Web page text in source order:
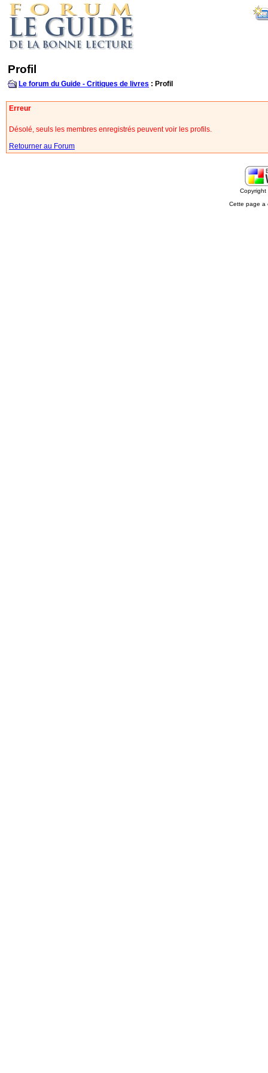
Profil
Le forum du Guide - Critiques de livres : Profil
Erreur
Désolé, seuls les membres enregistrés peuvent voir les profils.
Retourner au Forum
Cette page a